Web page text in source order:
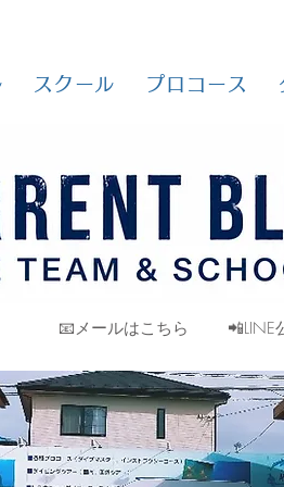
スクール プロコース
📧メールはこちら 📲LINE